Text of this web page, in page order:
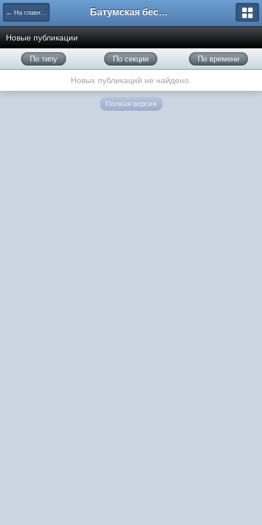
← На главную Батумская беседка
Новые публикации
По типу По секции По времени
Новых публикаций не найдено.
Полная версия